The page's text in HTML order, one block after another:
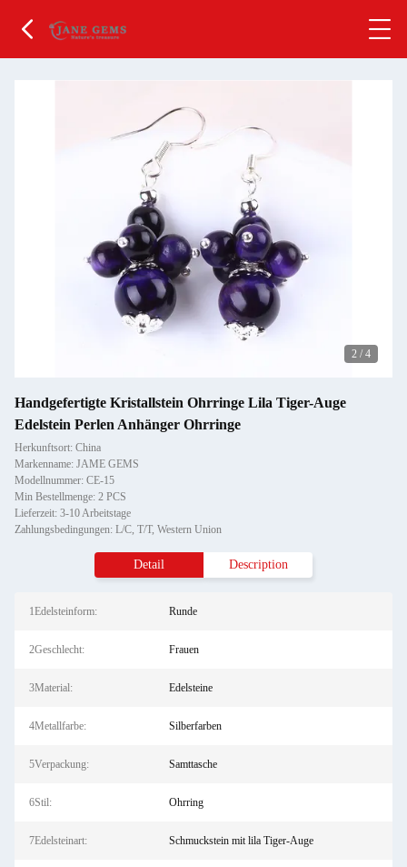
2 / 4
Handgefertigte Kristallstein Ohrringe Lila Tiger-Auge
Edelstein Perlen Anhänger Ohrringe
Herkunftsort: China
Markenname: JAME GEMS
Modellnummer: CE-15
Min Bestellmenge: 2 PCS
Lieferzeit: 3-10 Arbeitstage
Zahlungsbedingungen: L/C, T/T, Western Union
Detail Description
1Edelsteinform: Runde
2Geschlecht: Frauen
3Material: Edelsteine
4Metallfarbe: Silberfarben
5Verpackung: Samttasche
6Stil: Ohrring
7Edelsteinart: Schmuckstein mit lila Tiger-Auge